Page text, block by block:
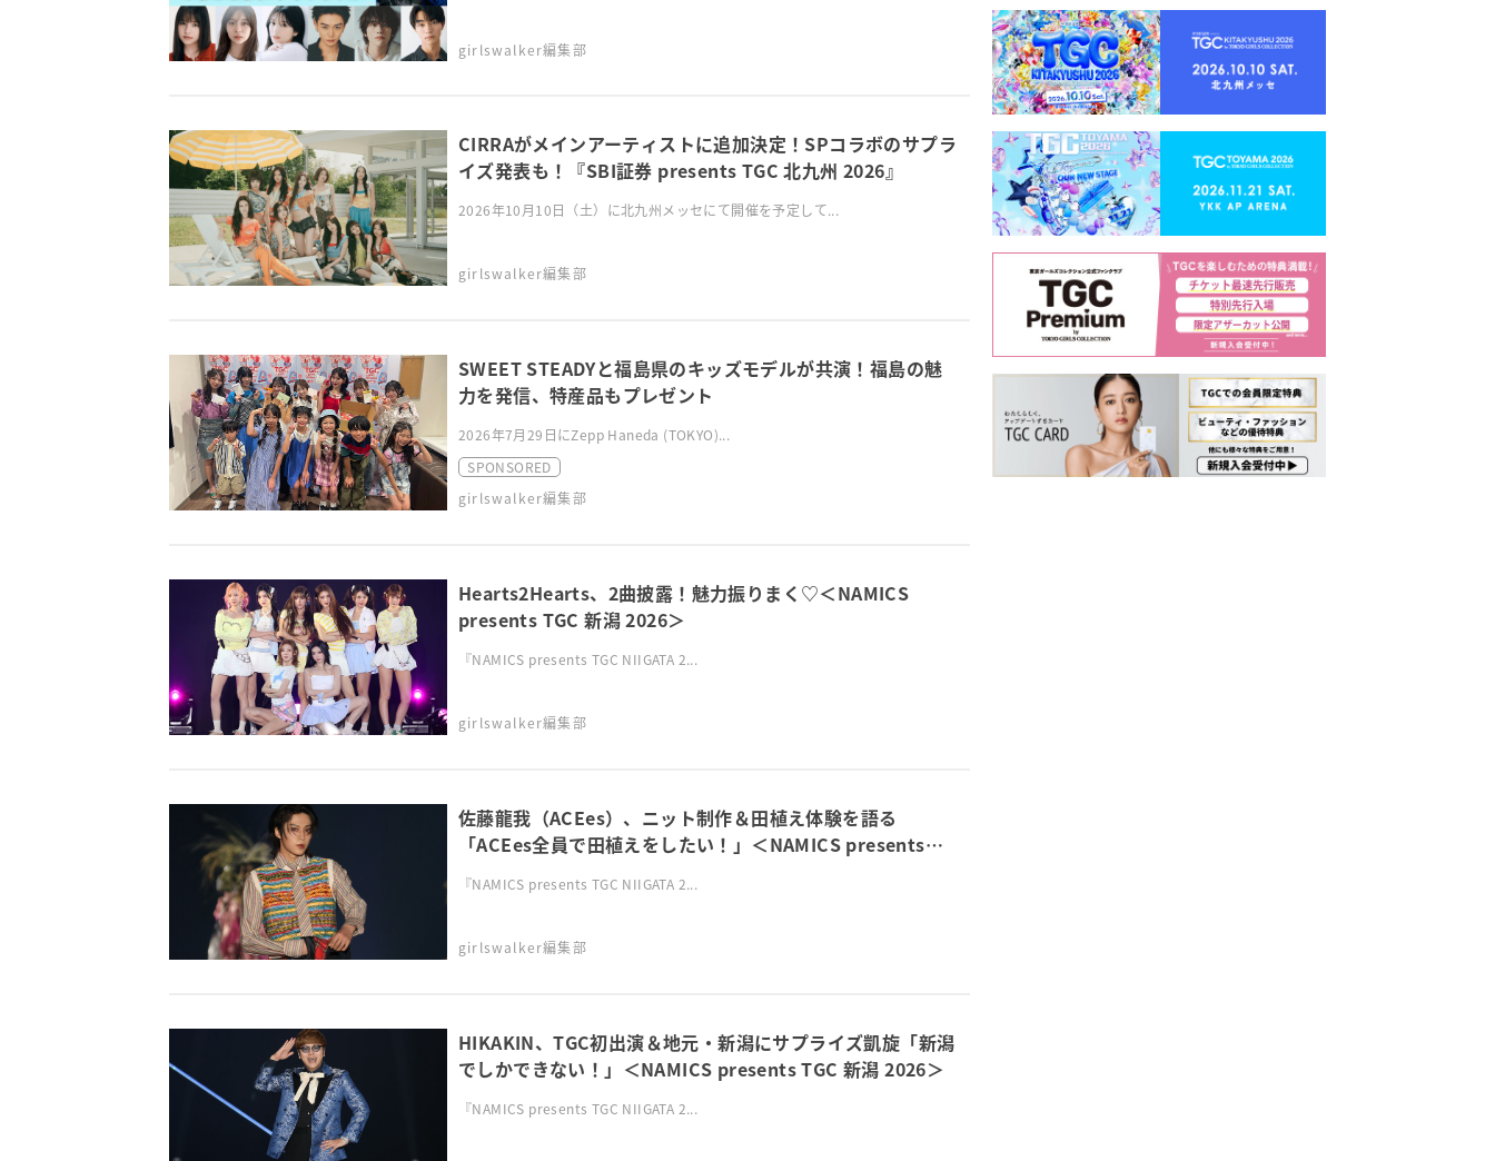
girlswalker編集部
CIRRAがメインアーティストに追加決定！SPコラボのサプラ
イズ発表も！『SBI証券 presents TGC 北九州 2026』
2026年10月10日（土）に北九州メッセにて開催を予定して...
girlswalker編集部
SWEET STEADYと福島県のキッズモデルが共演！福島の魅
力を発信、特産品もプレゼント
2026年7月29日にZepp Haneda (TOKYO)...
SPONSORED
girlswalker編集部
Hearts2Hearts、2曲披露！魅力振りまく♡＜NAMICS
presents TGC 新潟 2026＞
『NAMICS presents TGC NIIGATA 2...
girlswalker編集部
佐藤⿓我（ACEes）、ニット制作＆田植え体験を語る
「ACEes全員で田植えをしたい！」＜NAMICS presents
TGC 新潟 2026＞
『NAMICS presents TGC NIIGATA 2...
girlswalker編集部
HIKAKIN、TGC初出演＆地元・新潟にサプライズ凱旋「新潟
でしかできない！」＜NAMICS presents TGC 新潟 2026＞
『NAMICS presents TGC NIIGATA 2...